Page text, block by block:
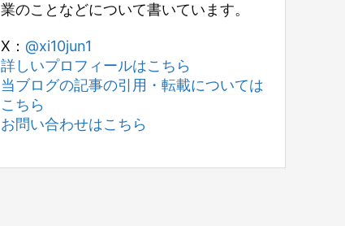
業のことなどについて書いています。
X： @xi10jun1
詳しいプロフィールはこちら
当ブログの記事の引用・転載については
こちら
お問い合わせはこちら